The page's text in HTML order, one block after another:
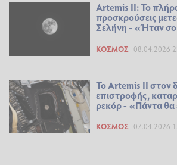
Artemis II: Το
προσκρούσεις
Σελήνη - «Ήταν
ΚΌΣΜΟΣ 08.04.2026
Το Artemis II στον
επιστροφής,
ρεκόρ - «Πάντα θα
ΚΌΣΜΟΣ 07.04.2026